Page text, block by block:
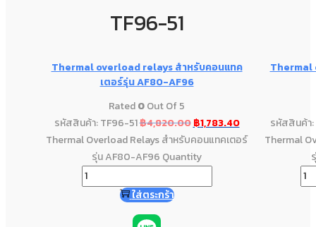
TF96-51
Thermal overload relays สำหรับคอนแทค
เตอร์รุ่น AF80-AF96
Rated0Out Of 5
รหัสสินค้า: TF96-51฿4,820.00 ฿1,783.40
Thermal Overload Relays สำหรับคอนแทคเตอร์
รุ่น AF80-AF96 Quantity
ใส่ตระกร้า
Thermal
รหัสสินค้า
Thermal